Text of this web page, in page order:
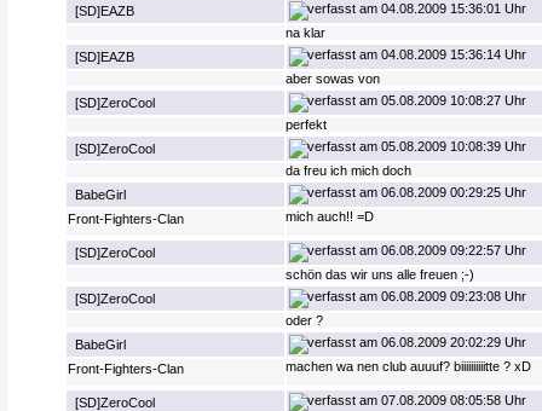
[SD]EAZB
04.08.2009 15:36:01 Uhr
na klar
[SD]EAZB
04.08.2009 15:36:14 Uhr
aber sowas von
[SD]ZeroCool
05.08.2009 10:08:27 Uhr
perfekt
[SD]ZeroCool
05.08.2009 10:08:39 Uhr
da freu ich mich doch
BabeGirl
06.08.2009 00:29:25 Uhr
Front-Fighters-Clan
mich auch!! =D
[SD]ZeroCool
06.08.2009 09:22:57 Uhr
schön das wir uns alle freuen ;-)
[SD]ZeroCool
06.08.2009 09:23:08 Uhr
oder ?
BabeGirl
06.08.2009 20:02:29 Uhr
Front-Fighters-Clan
machen wa nen club auuuf? biiiiiiiiiitte ? xD
[SD]ZeroCool
07.08.2009 08:05:58 Uhr